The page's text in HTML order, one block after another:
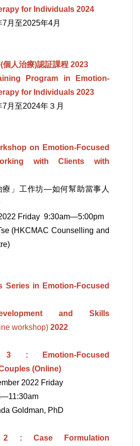
for Individuals 2024
7月至2025年4月
個人治療)認証課程 2023
Program in Emotion-
for Individuals 2023
7月至2024年３月
on Emotion-Focused
with Clients with
療」工作坊—如何幫助當事人
Friday 9:30am—5:00pm
(HKCMAC Counselling and
Series in Emotion-Focused
and Skills
workshop) 2022
3 : Emotion-Focused
(Online)
2022 Friday
Goldman, PhD
2 : Case Formulation